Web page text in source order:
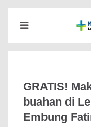
GRATIS!
buahan di
Embung